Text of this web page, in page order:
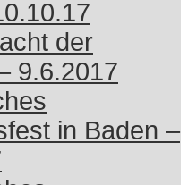
der
9.6.2017
in Baden –